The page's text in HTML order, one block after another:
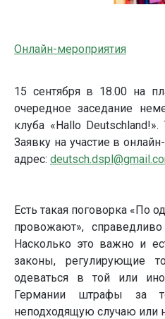
Онлайн-мероприятия
15 сентября в 18.00 на
очередное заседание
клуба «Hallo
Заявку на участие в
адрес:
Есть такая поговорка «По
провожают»,
Насколько это важно и
законы, регулирующие
одеваться в той или
Германии штрафы за
неподходящую случаю или